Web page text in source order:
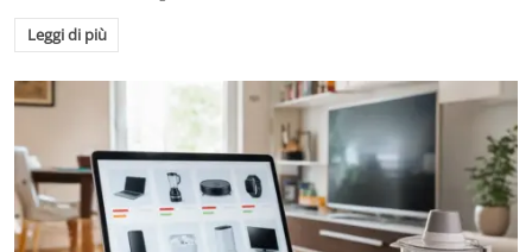
Leggi di più